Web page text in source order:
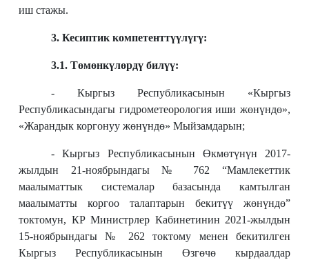
иш стажы.
3. Кесиптик компетенттүүлүгү:
3.1. Төмөнкүлөрдү билүү:
- Кыргыз Республикасынын «Кыргыз
Республикасындагы гидрометеорология иши жөнүндө»,
«Жарандык коргонуу жөнүндө» Мыйзамдарын;
-Кыргыз Республикасынын Өкмөтүнүн 2017-
жылдын 21-ноябрындагы № 762 “Мамлекеттик
маалыматтык системалар базасында камтылган
маалыматты коргоо талаптарын бекитүү жөнүндө”
токтомун, КР Министрлер Кабинетинин 2021-жылдын
15-ноябрындагы № 262 токтому менен бекитилген
Кыргыз Республикасынын Өзгөчө кырдаалдар